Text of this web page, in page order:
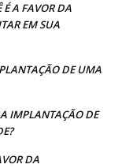
É A FAVOR DA
EM SUA
DE UMA
IMPLANTAÇÃO DE
DA